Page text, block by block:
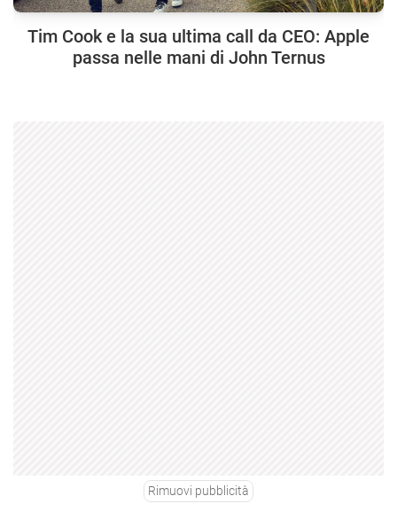
Tim Cook e la sua ultima call da CEO: Apple
passa nelle mani di John Ternus
Rimuovi pubblicità